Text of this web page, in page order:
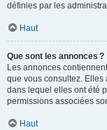
définies par les
Haut
Que sont les annonces ?
Les annonces
que vous consultez.
dans lequel elles ont été
permissions associées
Haut